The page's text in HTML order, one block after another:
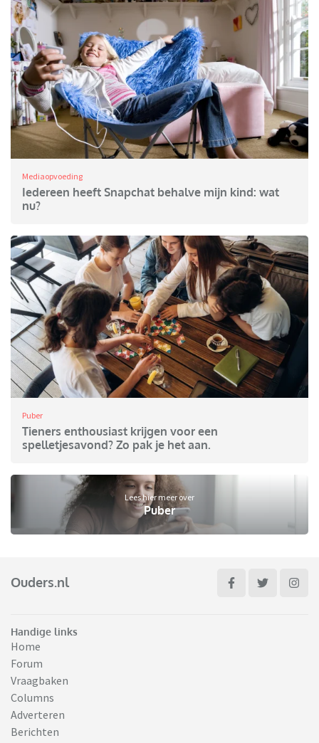
Mediaopvoeding
Iedereen heeft Snapchat behalve mijn kind: wat
nu?
Puber
Tieners enthousiast krijgen voor een
spelletjesavond? Zo pak je het aan.
Lees hier meer over
Puber
Ouders.nl
Handige links
Home
Forum
Vraagbaken
Columns
Adverteren
Berichten